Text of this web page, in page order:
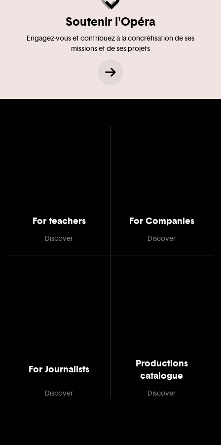
Soutenir l'Opéra
Engagez-vous et contribuez à la concrétisation de ses
missions et de ses projets
For teachers
Discover
For Companies
Discover
For Journalists
Discover
Productions
catalogue
Discover